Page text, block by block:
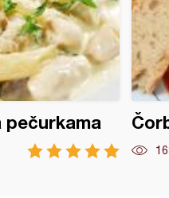
pečurkama